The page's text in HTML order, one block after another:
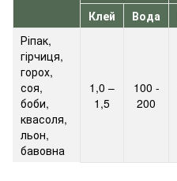
Клей
Вода
Ріпак,
гірчиця,
горох,
соя,
боби,
квасоля,
льон,
бавовна
1,0 –
1,5
100 -
200